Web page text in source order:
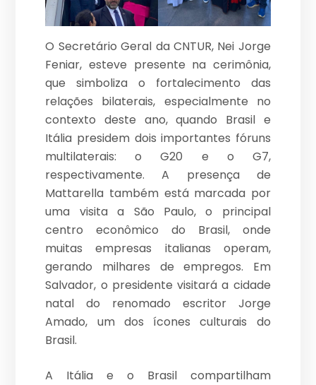
O Secretário Geral da CNTUR, Nei Jorge
Feniar, esteve presente na cerimônia,
que simboliza o fortalecimento das
relações bilaterais, especialmente no
contexto deste ano, quando Brasil e
Itália presidem dois importantes fóruns
multilaterais: o G20 e o G7,
respectivamente. A presença de
Mattarella também está marcada por
uma visita a São Paulo, o principal
centro econômico do Brasil, onde
muitas empresas italianas operam,
gerando milhares de empregos. Em
Salvador, o presidente visitará a cidade
natal do renomado escritor Jorge
Amado, um dos ícones culturais do
Brasil.
A Itália e o Brasil compartilham